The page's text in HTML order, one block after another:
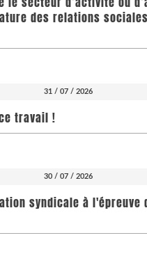
des relations
31 / 07 / 2026
travail !
30 / 07 / 2026
syndicale à l'épreuve